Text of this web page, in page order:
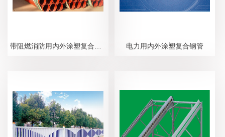
电力用内外涂塑复合钢管